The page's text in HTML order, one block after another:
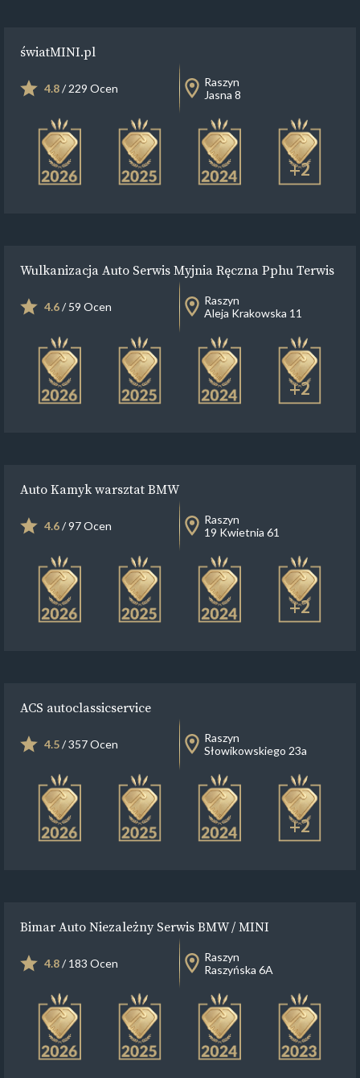
światMINI.pl
4.8/ 229 Ocen
Raszyn
Jasna 8
+2
Wulkanizacja Auto Serwis Myjnia Ręczna Pphu Terwis
4.6/ 59 Ocen
Raszyn
Aleja Krakowska 11
+2
Auto Kamyk warsztat BMW
4.6/ 97 Ocen
Raszyn
19 Kwietnia 61
+2
ACS autoclassicservice
4.5/ 357 Ocen
Raszyn
Słowikowskiego 23a
+2
Bimar Auto Niezależny Serwis BMW / MINI
4.8/ 183 Ocen
Raszyn
Raszyńska 6A